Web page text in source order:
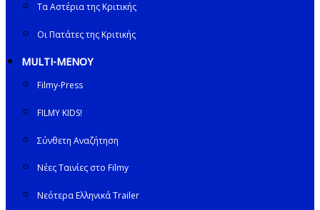
Τα Αστέρια της Κριτικής
Οι Πατάτες της Κριτικής
MULTI-ΜΕΝΟΥ
Filmy-Press
FILMY KIDS!
Σύνθετη Αναζήτηση
Νέες Ταινίες στο Filmy
Νεότερα Ελληνικά Trailer